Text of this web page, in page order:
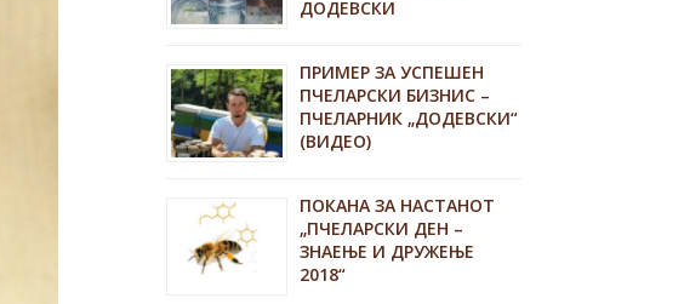
ДОДЕВСКИ
ПРИМЕР ЗА УСПЕШЕН
ПЧЕЛАРСКИ БИЗНИС –
ПЧЕЛАРНИК „ДОДЕВСКИ“
(ВИДЕО)
ПОКАНА ЗА НАСТАНОТ
„ПЧЕЛАРСКИ ДЕН –
ЗНАЕЊЕ И ДРУЖЕЊЕ
2018“